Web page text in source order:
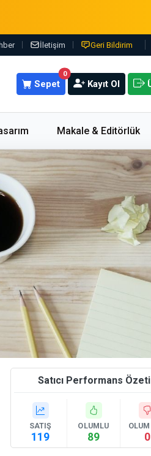
İletişim Geri Bildirim
0
Sepet Kayıt Ol
Makale & Editörlük
Satıcı Performans Özeti
SATIŞ
119
OLUMLU
89 0